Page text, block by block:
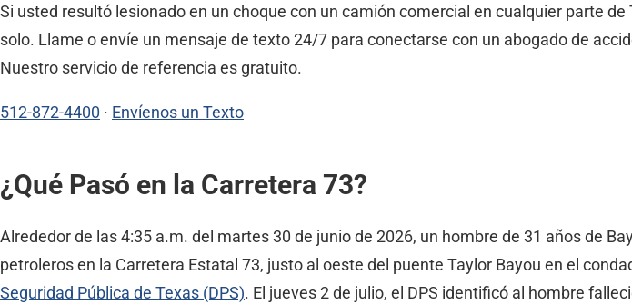
Si usted resultó lesionado en un choque con un camión comercial en cualquier parte
solo. Llame o envíe un mensaje de texto 24/7 para conectarse con un abogado de
Nuestro servicio de referencia es gratuito.
512-872-4400 · Envíenos un Texto
¿Qué Pasó en la Carretera 73?
Alrededor de las 4:35 a.m. del martes 30 de junio de 2026, un hombre de 31 años de
petroleros en la Carretera Estatal 73, justo al oeste del puente Taylor Bayou en el
Seguridad Pública de Texas (DPS). El jueves 2 de julio, el DPS identificó al hombre